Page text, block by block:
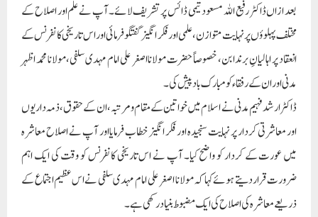
بعد ازاں ڈاکٹر رفیع اللہ مسعود تیمی ڈائس پر تشریف لائے۔ آپ نے علم اور اصلاح کے
مختلف پہلوؤں پر نہایت متوازن، علمی اور فکر انگیز گفتگو فرمائی اور اس تاریخی کانفرنس کے
انعقاد پر اہالیانِ برندابن، خصوصاً حضرت مولانا اصغر علی امام مہدی سلفی، مولانا محمد اظہر
مدنی اور ان کے رفقاء کو مبارک باد پیش کی۔
ڈاکٹر ارشد فہیم مدنی نے اسلام میں خواتین کے مقام و مرتبہ، ان کے حقوق، ذمہ داریوں
اور معاشرتی کردار پر نہایت سنجیدہ اور فکر انگیز خطاب فرمایااور آپ نے اصلاح معاشرہ
میں عورت کے کردار کو واضح کیا۔ آپ نے اس تاریخی کانفرنس کو وقت کی ایک اہم
ضرورت قرار دیتے ہوئے کہا کہ مولانا اصغر علی امام مہدی سلفی نے اس عظیم اجتماع کے
ذریعے معاشرہ کی اصلاح کی ایک مضبوط بنیاد رکھی ہے۔